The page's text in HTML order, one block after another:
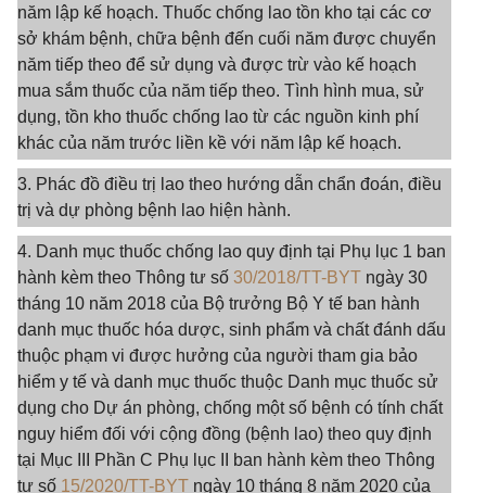
năm lập kế hoạch. Thuốc chống lao tồn kho tại các cơ
sở khám bệnh, chữa bệnh đến cuối năm được chuyển
năm tiếp theo để sử dụng và được trừ vào kế hoạch
mua sắm thuốc của năm tiếp theo. Tình hình mua, sử
dụng, tồn kho thuốc chống lao từ các nguồn kinh phí
khác của năm trước liền kề với năm lập kế hoạch.
3. Phác đồ điều trị lao theo hướng dẫn chẩn đoán, điều
trị và dự phòng bệnh lao hiện hành.
4. Danh mục thuốc chống lao quy định tại Phụ lục 1 ban
hành kèm theo Thông tư số 30/2018/TT-BYT ngày 30
tháng 10 năm 2018 của Bộ trưởng Bộ Y tế ban hành
danh mục thuốc hóa dược, sinh phẩm và chất đánh dấu
thuộc phạm vi được hưởng của người tham gia bảo
hiểm y tế và danh mục thuốc thuộc Danh mục thuốc sử
dụng cho Dự án phòng, chống một số bệnh có tính chất
nguy hiểm đối với cộng đồng (bệnh lao) theo quy định
tại Mục III Phần C Phụ lục II ban hành kèm theo Thông
tư số 15/2020/TT-BYT ngày 10 tháng 8 năm 2020 của